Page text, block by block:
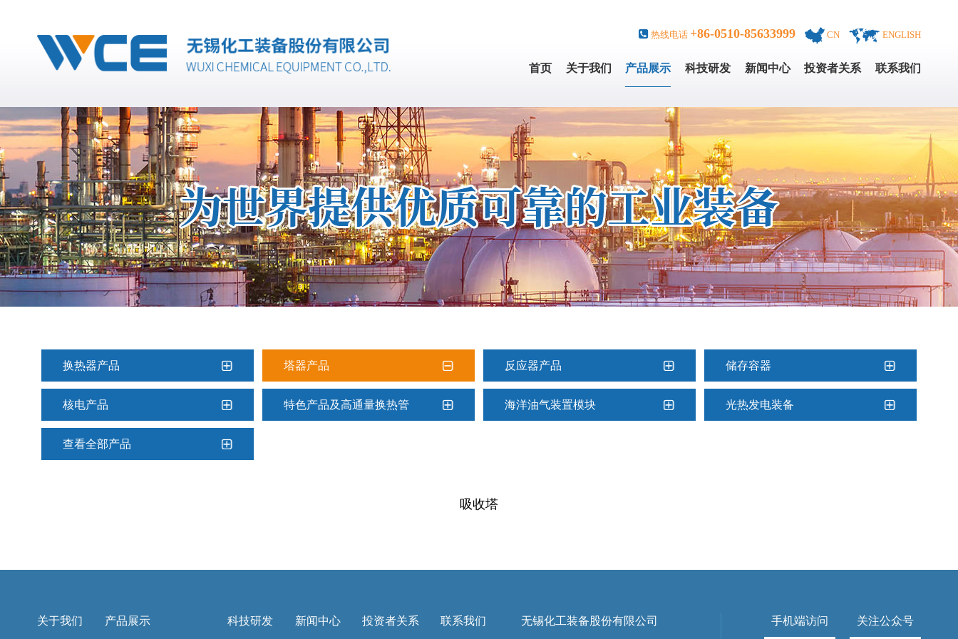
热线电话 +86-0510-85633999 CN ENGLISH
首页 关于我们 产品展示 科技研发 新闻中心 投资者关系 联系我们
换热器产品 塔器产品 反应器产品 储存容器
核电产品 特色产品及高通量换热管 海洋油气装置模块 光热发电装备
查看全部产品
吸收塔
关于我们 产品展示 科技研发 新闻中心 投资者关系 联系我们 无锡化工装备股份有限公司 手机端访问 关注公众号